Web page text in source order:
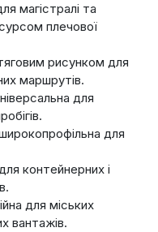
магістралі та
плечової
рисунком для
маршрутів.
для
для
контейнерних і
для міських
вантажів.